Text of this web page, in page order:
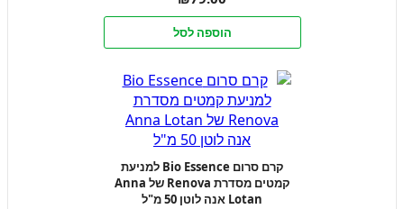
הוספה לסל
קרם סרום Bio Essence למניעת
קמטים מסדרת Renova של Anna
Lotan אנה לוטן 50 מ"ל